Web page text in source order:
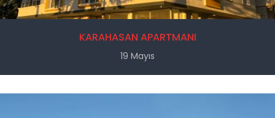
KARAHASAN APARTMANI
19 Mayıs